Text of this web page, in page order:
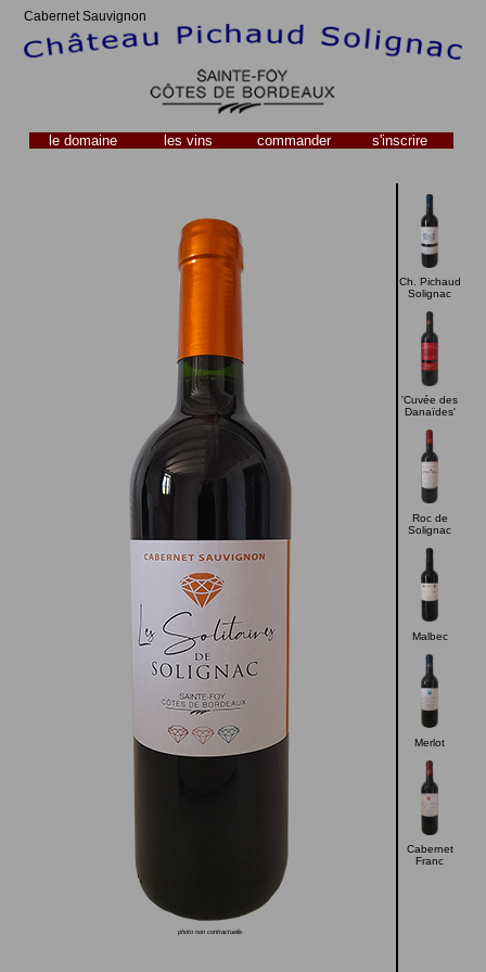
Cabernet Sauvignon
le domaine les vins commander s'inscrire
photo non contractuelle
Ch. Pichaud
Solignac
'Cuvée des
Danaïdes'
Roc de
Solignac
Malbec
Merlot
Cabernet
Franc